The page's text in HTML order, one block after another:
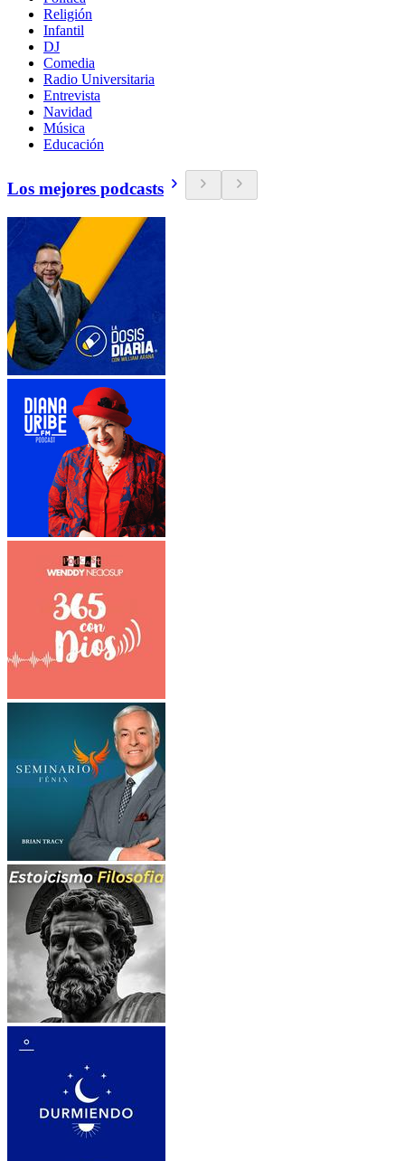
Religión
Infantil
DJ
Comedia
Radio Universitaria
Entrevista
Navidad
Música
Educación
Los mejores podcasts